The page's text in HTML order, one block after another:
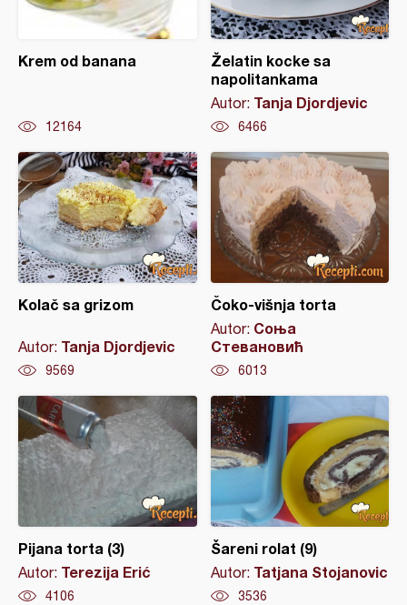
Krem od banana
12164
Želatin kocke sa
napolitankama
Autor: Tanja Djordjevic
6466
Kolač sa grizom
Autor: Tanja Djordjevic
9569
Čoko-višnja torta
Autor: Соња
Стевановић
6013
Pijana torta (3)
Autor: Terezija Erić
4106
Šareni rolat (9)
Autor: Tatjana Stojanovic
3536